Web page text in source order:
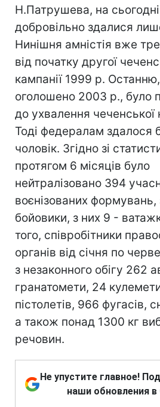
Н.Патрушева, на
добровільно здалися
Нинішня амністія вже
від початку другої
кампанії 1999 р.
оголошено 2003 р., було
до ухвалення чеченської
Тоді федералам здалося
чоловік. Згідно зі
протягом 6 місяців було
нейтралізовано 394
воєнізованих
бойовики, з них 9 -
того, співробітники
органів від січня по
з незаконного обігу 262
гранатомети, 24
пістолетів, 966 фугасів,
а також понад 1300 кг
речовин.
Не упустите главное!
наши обновления в